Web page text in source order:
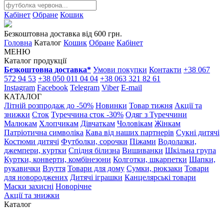
Кабінет Обране Кошик
Безкоштовна доставка від 600 грн.
Головна Каталог Кошик Обране Кабінет
МЕНЮ
Каталог продукції
Безкоштовна доставка* Умови покупки Контакти +38 067
572 94 53 +38 050 011 04 04 +38 063 321 82 61
Instagram Facebook Telegram Viber E-mail
КАТАЛОГ
Літній розпродаж до -50% Новинки Товар тижня Акції та
знижки Сток Туреччина сток -30% Одяг з Туреччини
Малюкам Хлопчикам Дівчаткам Чоловікам Жінкам
Патріотична символіка Кава від наших партнерів Сукні дитячі
Костюми дитячі Футболки, сорочки Піжами Водолазки,
джемпери, куртки Спідня білизна Вишиванки Шкільна група
Куртки, конверти, комбінезони Колготки, шкарпетки Шапки,
рукавички Взуття Товари для дому Сумки, рюкзаки Товари
для новороджених Дитячі іграшки Канцелярські товари
Маски захисні Новорічне
Акції та знижки
Каталог